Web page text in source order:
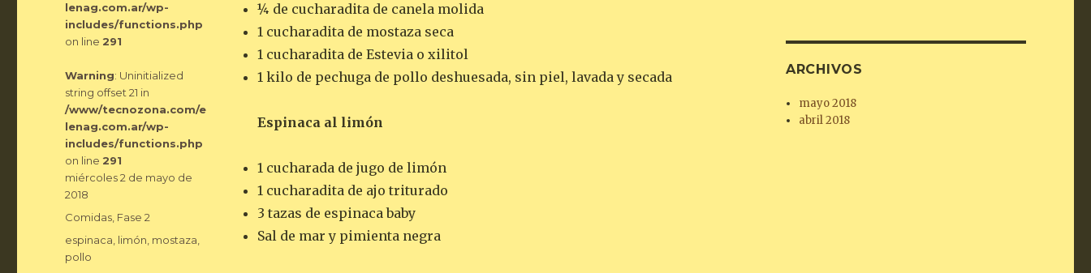
¼ de cucharadita de canela molida
1 cucharadita de mostaza seca
1 cucharadita de Estevia o xilitol
1 kilo de pechuga de pollo deshuesada, sin piel, lavada y secada
Espinaca al limón
1 cucharada de jugo de limón
1 cucharadita de ajo triturado
3 tazas de espinaca baby
Sal de mar y pimienta negra
lenag.com.ar/wp-
includes/functions.php
on line 291
Warning: Uninitialized
string offset 21 in
/www/tecnozona.com/e
lenag.com.ar/wp-
includes/functions.php
on line 291
Publicado
el
miércoles 2 de mayo de
2018
Categorías
Comidas Fase 2
Etiquetas
espinaca limón mostaza
pollo
ARCHIVOS
mayo 2018
abril 2018